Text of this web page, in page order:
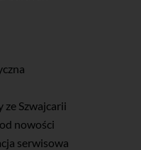
ze Szwajcarii
nowości
serwisowa